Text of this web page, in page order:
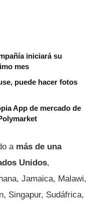
iniciará su
mes
puede hacer fotos
App de mercado de
a más de una
Unidos,
Jamaica, Malawi,
Singapur, Sudáfrica,